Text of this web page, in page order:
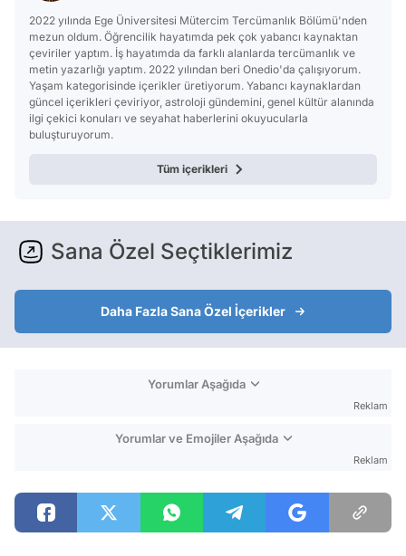
2022 yılında Ege Üniversitesi Mütercim Tercümanlık Bölümü'nden
mezun oldum. Öğrencilik hayatımda pek çok yabancı kaynaktan
çeviriler yaptım. İş hayatımda da farklı alanlarda tercümanlık ve
metin yazarlığı yaptım. 2022 yılından beri Onedio'da çalışıyorum.
Yaşam kategorisinde içerikler üretiyorum. Yabancı kaynaklardan
güncel içerikleri çeviriyor, astroloji gündemini, genel kültür alanında
ilgi çekici konuları ve seyahat haberlerini okuyucularla
buluşturuyorum.
Tüm içerikleri
Sana Özel Seçtiklerimiz
Daha Fazla Sana Özel İçerikler
Yorumlar Aşağıda
Reklam
Yorumlar ve Emojiler Aşağıda
Reklam